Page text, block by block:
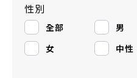
性別
全部
男
女
中性